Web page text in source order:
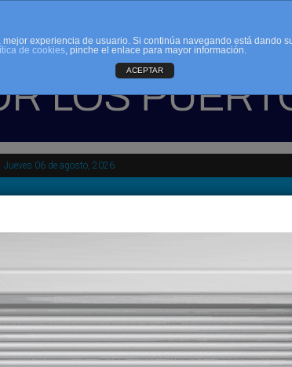
Jueves 06 de agosto, 2026
PAÍS VASCO ESPAÑA
experiencia de usuario. Si continúa navegando está dando
de cookies, pinche el enlace para mayor información.
ACEPTAR